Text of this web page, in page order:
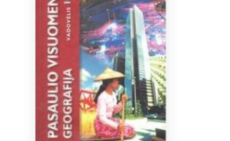
+370 667 80 541
info@elvislab.lt